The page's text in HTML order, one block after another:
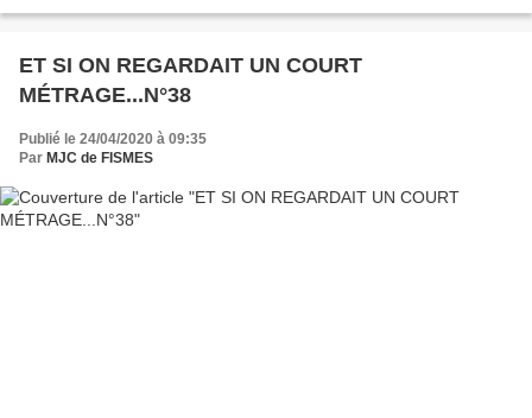
ET SI ON REGARDAIT UN COURT
MÉTRAGE...N°38
Publié le 24/04/2020 à 09:35
Par MJC de FISMES